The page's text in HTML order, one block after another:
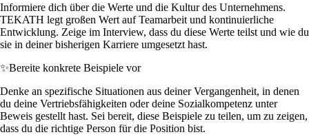
Informiere dich über die Werte und die Kultur des Unternehmens.
TEKATH legt großen Wert auf Teamarbeit und kontinuierliche
Entwicklung. Zeige im Interview, dass du diese Werte teilst und wie du
sie in deiner bisherigen Karriere umgesetzt hast.
✨Bereite konkrete Beispiele vor
Denke an spezifische Situationen aus deiner Vergangenheit, in denen
du deine Vertriebsfähigkeiten oder deine Sozialkompetenz unter
Beweis gestellt hast. Sei bereit, diese Beispiele zu teilen, um zu zeigen,
dass du die richtige Person für die Position bist.